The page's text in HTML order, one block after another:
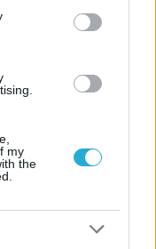
my
the
ραντεβού του
με την
νίκες του